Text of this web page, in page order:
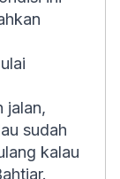
jalan,
sudah
kalau